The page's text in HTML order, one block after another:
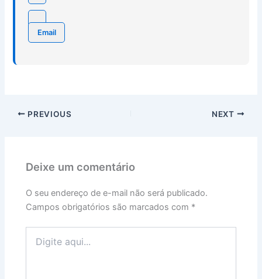
Email
PREVIOUS NEXT
Deixe um comentário
O seu endereço de e-mail não será publicado.
Campos obrigatórios são marcados com *
aqui...